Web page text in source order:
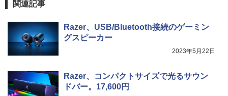
関連記事
Razer、USB/Bluetooth接続のゲーミン
グスピーカー
2023年5月22日
Razer、コンパクトサイズで光るサウン
ドバー。17,600円